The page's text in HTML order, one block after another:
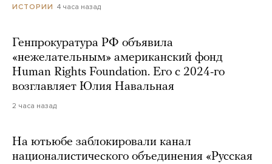
ИСТОРИИ 4 часа назад
Генпрокуратура РФ объявила
«нежелательным» американский фонд
Human Rights Foundation. Его с 2024-го
возглавляет Юлия Навальная
2 часа назад
На ютьюбе заблокировали канал
националистического объединения «Русская